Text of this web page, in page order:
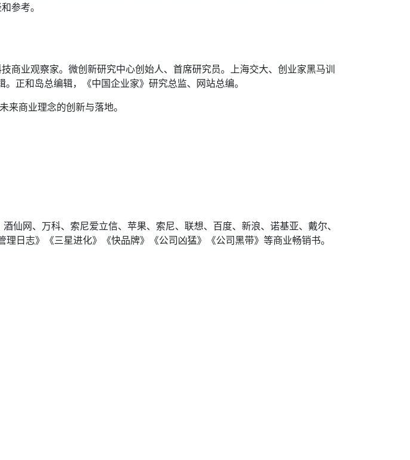
参考。
商业观察家。微创新研究中心创始人、首席研究员。上海交大、创业家黑马训
正和岛总编辑，《中国企业家》研究总监、网站总编。
来商业理念的创新与落地。
仙网、万科、索尼爱立信、苹果、索尼、联想、百度、新浪、诺基亚、戴尔、
日志》《三星进化》《快品牌》《公司凶猛》《公司黑带》等商业畅销书。